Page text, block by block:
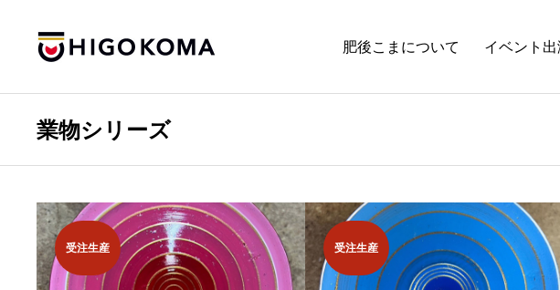
肥後こまについて イベント出
業物シリーズ
受注生産 受注生産